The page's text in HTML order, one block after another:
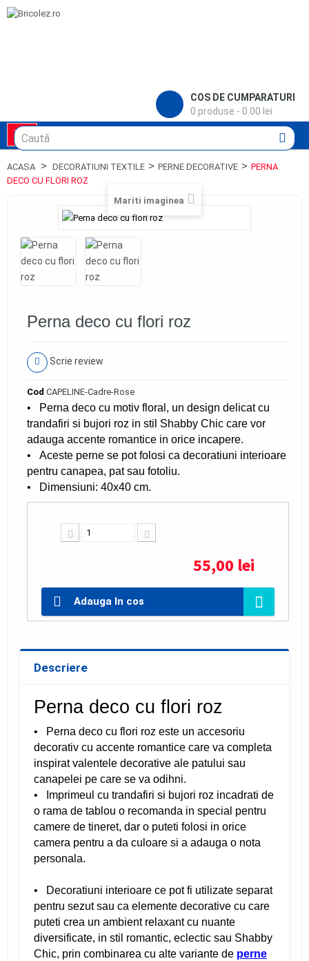
COS DE CUMPARATURI
0 produse - 0.00 lei
Toggle
navigation
ACASA > DECORATIUNI TEXTILE > PERNE DECORATIVE > PERNA
DECO CU FLORI ROZ
Mariti imaginea
Perna deco cu flori roz
Scrie review
Cod CAPELINE-Cadre-Rose
• Perna deco cu motiv floral, un design delicat cu
trandafiri si bujori roz in stil Shabby Chic care vor
adauga accente romantice in orice incapere.
• Aceste perne se pot folosi ca decoratiuni interioare
pentru canapea, pat sau fotoliu.
• Dimensiuni: 40x40 cm.
55,00 lei
Adauga In cos
Descriere
Perna deco cu flori roz
• Perna deco cu flori roz este un accesoriu
decorativ cu accente romantice care va completa
inspirat valentele decorative ale patului sau
canapelei pe care se va odihni.
• Imprimeul cu trandafiri si bujori roz incadrati de
o rama de tablou o recomanda in special pentru
camere de tineret, dar o puteti folosi in orice
camera pentru a da culoare si a adauga o nota
personala.
• Decoratiuni interioare ce pot fi utilizate separat
pentru sezut sau ca elemente decorative cu care
puteti crea un ambient relaxant cu nuante
diversificate, in stil romantic, eclectic sau Shabby
Chic, prin combinarea cu alte variante de perne